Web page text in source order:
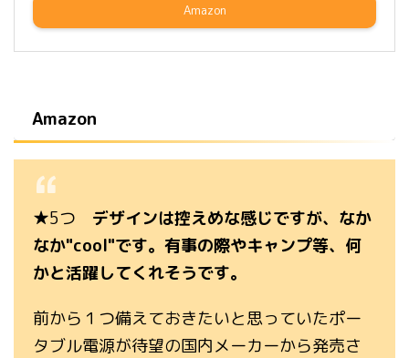
Amazon
Amazon
★5つ デザインは控えめな感じですが、なか
なか"cool"です。有事の際やキャンプ等、何
かと活躍してくれそうです。
前から１つ備えておきたいと思っていたポー
タブル電源が待望の国内メーカーから発売さ